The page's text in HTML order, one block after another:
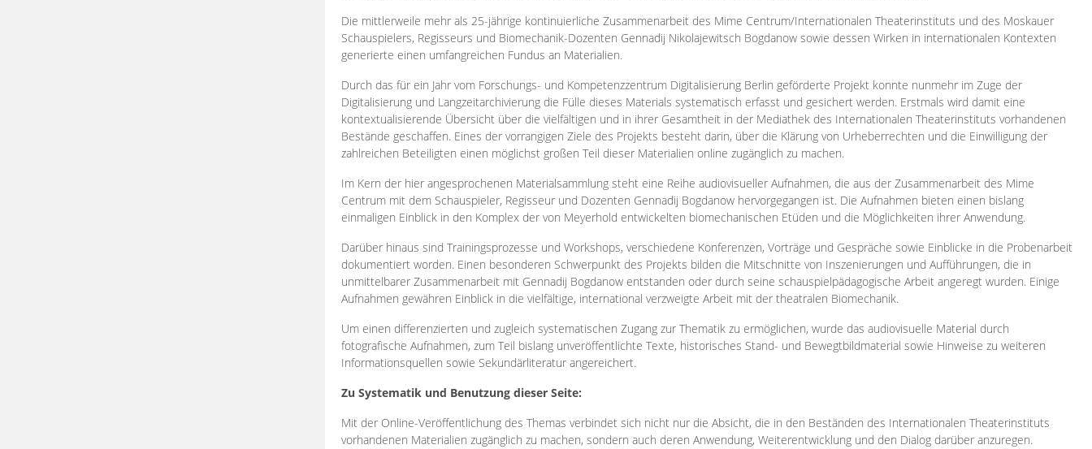
Die mittlerweile mehr als 25-jährige kontinuierliche Zusammenarbeit des Mime Centrum/Internationalen Theaterinstituts und des Moskauer
Schauspielers, Regisseurs und Biomechanik-Dozenten Gennadij Nikolajewitsch Bogdanow sowie dessen Wirken in internationalen Kontexten
generierte einen umfangreichen Fundus an Materialien.
Durch das für ein Jahr vom Forschungs- und Kompetenzzentrum Digitalisierung Berlin geförderte Projekt konnte nunmehr im Zuge der
Digitalisierung und Langzeitarchivierung die Fülle dieses Materials systematisch erfasst und gesichert werden. Erstmals wird damit eine
kontextualisierende Übersicht über die vielfältigen und in ihrer Gesamtheit in der Mediathek des Internationalen Theaterinstituts vorhandenen
Bestände geschaffen. Eines der vorrangigen Ziele des Projekts besteht darin, über die Klärung von Urheberrechten und die Einwilligung der
zahlreichen Beteiligten einen möglichst großen Teil dieser Materialien online zugänglich zu machen.
Im Kern der hier angesprochenen Materialsammlung steht eine Reihe audiovisueller Aufnahmen, die aus der Zusammenarbeit des Mime
Centrum mit dem Schauspieler, Regisseur und Dozenten Gennadij Bogdanow hervorgegangen ist. Die Aufnahmen bieten einen bislang
einmaligen Einblick in den Komplex der von Meyerhold entwickelten biomechanischen Etüden und die Möglichkeiten ihrer Anwendung.
Darüber hinaus sind Trainingsprozesse und Workshops, verschiedene Konferenzen, Vorträge und Gespräche sowie Einblicke in die Probenarbeit
dokumentiert worden. Einen besonderen Schwerpunkt des Projekts bilden die Mitschnitte von Inszenierungen und Aufführungen, die in
unmittelbarer Zusammenarbeit mit Gennadij Bogdanow entstanden oder durch seine schauspielpädagogische Arbeit angeregt wurden. Einige
Aufnahmen gewähren Einblick in die vielfältige, international verzweigte Arbeit mit der theatralen Biomechanik.
Um einen differenzierten und zugleich systematischen Zugang zur Thematik zu ermöglichen, wurde das audiovisuelle Material durch
fotografische Aufnahmen, zum Teil bislang unveröffentlichte Texte, historisches Stand- und Bewegtbildmaterial sowie Hinweise zu weiteren
Informationsquellen sowie Sekundärliteratur angereichert.
Zu Systematik und Benutzung dieser Seite:
Mit der Online-Veröffentlichung des Themas verbindet sich nicht nur die Absicht, die in den Beständen des Internationalen Theaterinstituts
vorhandenen Materialien zugänglich zu machen, sondern auch deren Anwendung, Weiterentwicklung und den Dialog darüber anzuregen.